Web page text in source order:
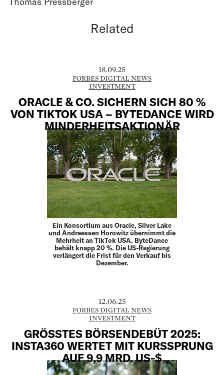
Related
18.09.25
FORBES DIGITAL NEWS
INVESTMENT
ORACLE & CO. SICHERN SICH 80 %
VON TIKTOK USA – BYTEDANCE WIRD
MINDERHEITSAKTIONÄR
Ein Konsortium aus Oracle, Silver Lake
und Andreessen Horowitz übernimmt die
Mehrheit an TikTok USA. ByteDance
behält knapp 20 %. Die US-Regierung
verlängert die Frist für den Verkauf bis
Dezember.
12.06.25
FORBES DIGITAL NEWS
INVESTMENT
GRÖSSTES BÖRSENDEBÜT 2025:
INSTA360 WERTET MIT KURSSPRUNG
AUF 9,9 MRD. US-$